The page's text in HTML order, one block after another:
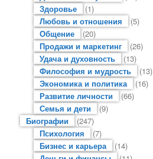
Здоровье
(1)
Любовь и отношения
(5)
Общение
(20)
Продажи и маркетинг
(26)
Удача и духовность
(13)
Философия и мудрость
(13)
Экономика и политика
(16)
Развитие личности
(66)
Семья и дети
(9)
Биографии
(247)
Психология
(7)
Бизнес и карьера
(14)